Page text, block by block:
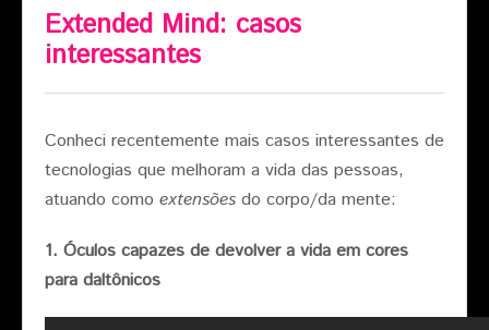
Extended Mind: casos
interessantes
Conheci recentemente mais casos interessantes de
tecnologias que melhoram a vida das pessoas,
atuando como extensões do corpo/da mente:
1. Óculos capazes de devolver a vida em cores
para daltônicos